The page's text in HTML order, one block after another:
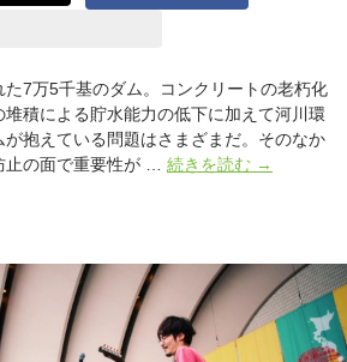
す
る！」
7万5千基のダム。コンクリートの老朽化
積による貯水能力の低下に加えて河川環
抱えている問題はさまざまだ。そのなか
止の面で重要性が … 続きを読む ム
ム
を
撤
→